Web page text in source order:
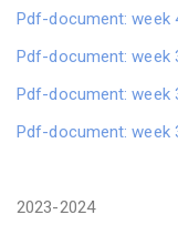
Pdf-document: week
Pdf-document: week
Pdf-document: week
Pdf-document: week
2023-2024